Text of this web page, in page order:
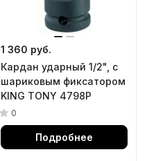
1 360 руб.
Кардан ударный 1/2", с
шариковым фиксатором
KING TONY 4798P
0
Подробнее